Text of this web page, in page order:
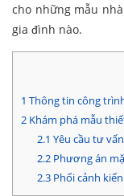
cho những mẫu
gia đình nào.
1 Thông tin công
2 Khám phá mẫu
2.1 Yêu cầu tư
2.2Phương án
2.3Phối cảnh